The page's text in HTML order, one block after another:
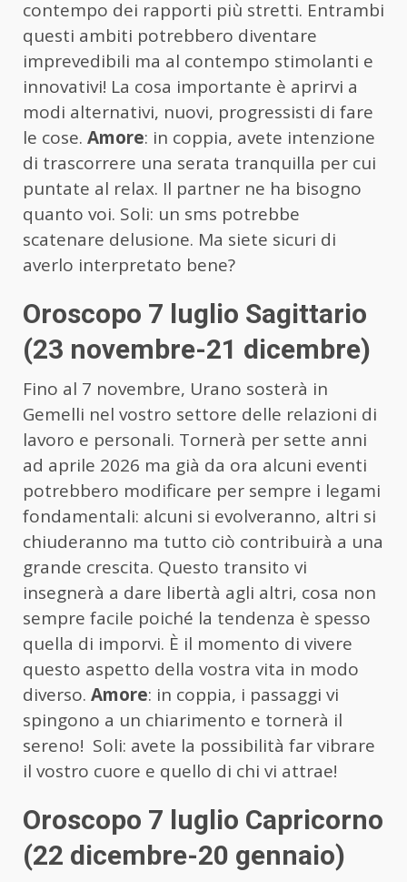
contempo dei rapporti più stretti. Entrambi
questi ambiti potrebbero diventare
imprevedibili ma al contempo stimolanti e
innovativi! La cosa importante è aprirvi a
modi alternativi, nuovi, progressisti di fare
le cose. Amore: in coppia, avete intenzione
di trascorrere una serata tranquilla per cui
puntate al relax. Il partner ne ha bisogno
quanto voi. Soli: un sms potrebbe
scatenare delusione. Ma siete sicuri di
averlo interpretato bene?
Oroscopo 7 luglio Sagittario
(23 novembre-21 dicembre)
Fino al 7 novembre, Urano sosterà in
Gemelli nel vostro settore delle relazioni di
lavoro e personali. Tornerà per sette anni
ad aprile 2026 ma già da ora alcuni eventi
potrebbero modificare per sempre i legami
fondamentali: alcuni si evolveranno, altri si
chiuderanno ma tutto ciò contribuirà a una
grande crescita. Questo transito vi
insegnerà a dare libertà agli altri, cosa non
sempre facile poiché la tendenza è spesso
quella di imporvi. È il momento di vivere
questo aspetto della vostra vita in modo
diverso. Amore: in coppia, i passaggi vi
spingono a un chiarimento e tornerà il
sereno! Soli: avete la possibilità far vibrare
il vostro cuore e quello di chi vi attrae!
Oroscopo 7 luglio Capricorno
(22 dicembre-20 gennaio)